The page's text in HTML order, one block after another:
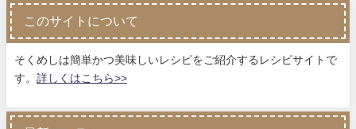
このサイトについて
そくめしは簡単かつ美味しいレシピをご紹介するレシピサイトで
す。 詳しくはこちら>>